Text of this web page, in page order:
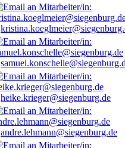
heike.krieger@siegenburg.de
andre.lehmann@siegenburg.de